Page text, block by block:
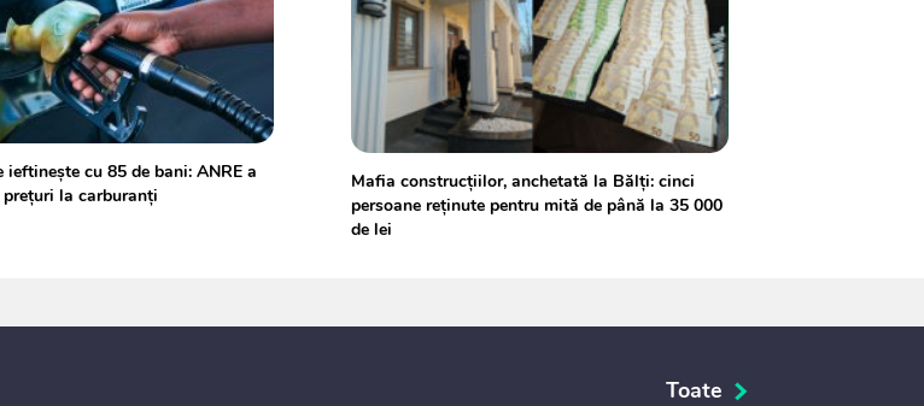
ieftinește cu 85 de bani: ANRE a
la carburanți
Mafia construcțiilor, anchetată la Bălți: cinci
persoane reținute pentru mită de până la 35 000
de lei
Toate